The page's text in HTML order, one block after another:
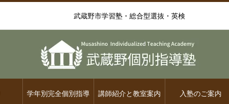
武蔵野市学習塾・総合型選抜・英検
学年別完全個別指導 講師紹介と教室案内 入塾のご案内